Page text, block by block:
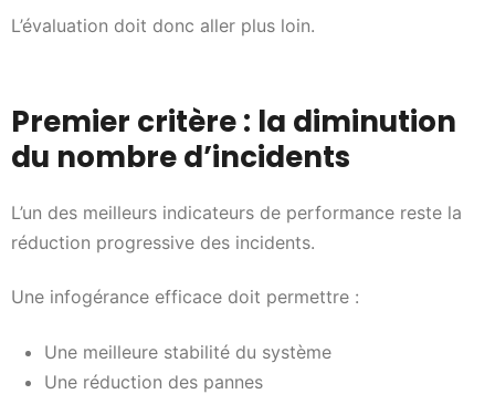
L’évaluation doit donc aller plus loin.
Premier critère : la diminution
du nombre d’incidents
L’un des meilleurs indicateurs de performance reste la
réduction progressive des incidents.
Une infogérance efficace doit permettre :
Une meilleure stabilité du système
Une réduction des pannes